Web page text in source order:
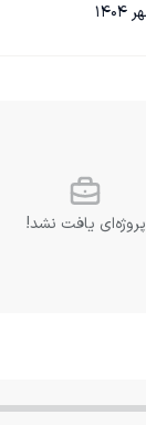
پروژه‌ای یافت نشد!